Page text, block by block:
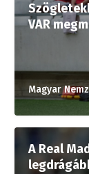
VAR
Magyar
A Real